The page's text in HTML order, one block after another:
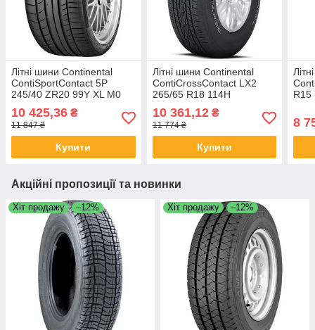
Літні шини Continental
ContiSportContact 5P
245/40 ZR20 99Y XL M0
10 425,36 ₴
11 847 ₴
Купити
Літні шини Continental
ContiCrossContact LX2
265/65 R18 114H
10 361,12₴
11 774 ₴
Купити
R15
8
Акційні пропозиції та новинки
Хіт продажу –12% Хіт продажу –12%